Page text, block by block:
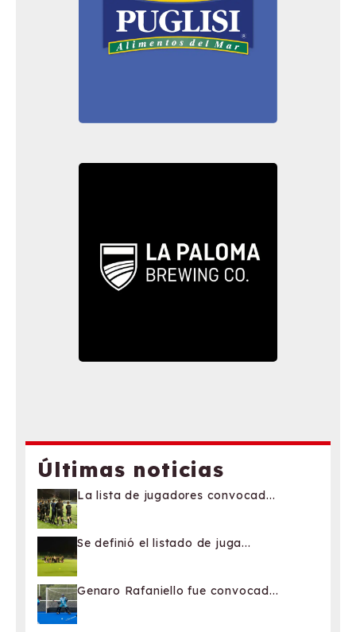
Últimas noticias
La lista de jugadores convocad...
Se definió el listado de juga...
Genaro Rafaniello fue convocad...